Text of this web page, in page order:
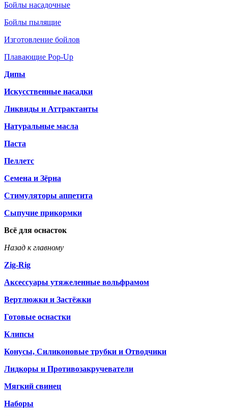
Бойлы насадочные
Бойлы пылящие
Изготовление бойлов
Плавающие Pop-Up
Дипы
Искусственные насадки
Ликвиды и Аттрактанты
Натуральные масла
Паста
Пеллетс
Семена и Зёрна
Стимуляторы аппетита
Сыпучие прикормки
Всё для оснасток
Назад к главному
Zig-Rig
Аксессуары утяжеленные вольфрамом
Вертлюжки и Застёжки
Готовые оснастки
Клипсы
Конусы, Силиконовые трубки и Отводчики
Лидкоры и Противозакручеватели
Мягкий свинец
Наборы